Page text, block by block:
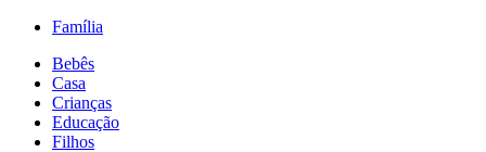
Família
Bebês
Casa
Crianças
Educação
Filhos